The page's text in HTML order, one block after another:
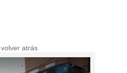
volver atrás